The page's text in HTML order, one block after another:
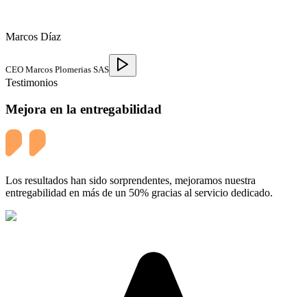
Marcos Díaz
CEO Marcos Plomerias SAS
Testimonios
Mejora en la entregabilidad
Los resultados han sido sorprendentes, mejoramos nuestra
entregabilidad en más de un 50% gracias al servicio dedicado.